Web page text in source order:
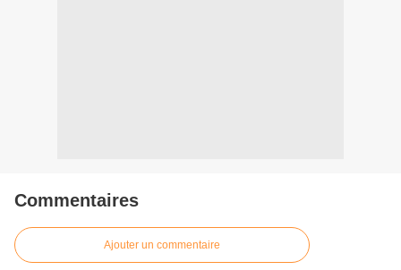
Commentaires
Ajouter un commentaire